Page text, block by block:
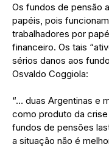
Os fundos de pensão
papéis, pois
trabalhadores por
financeiro. Os tais
sérios danos aos
Osvaldo Coggiola:
“… duas Argentinas e
como produto da
fundos de pensões
a situação não é